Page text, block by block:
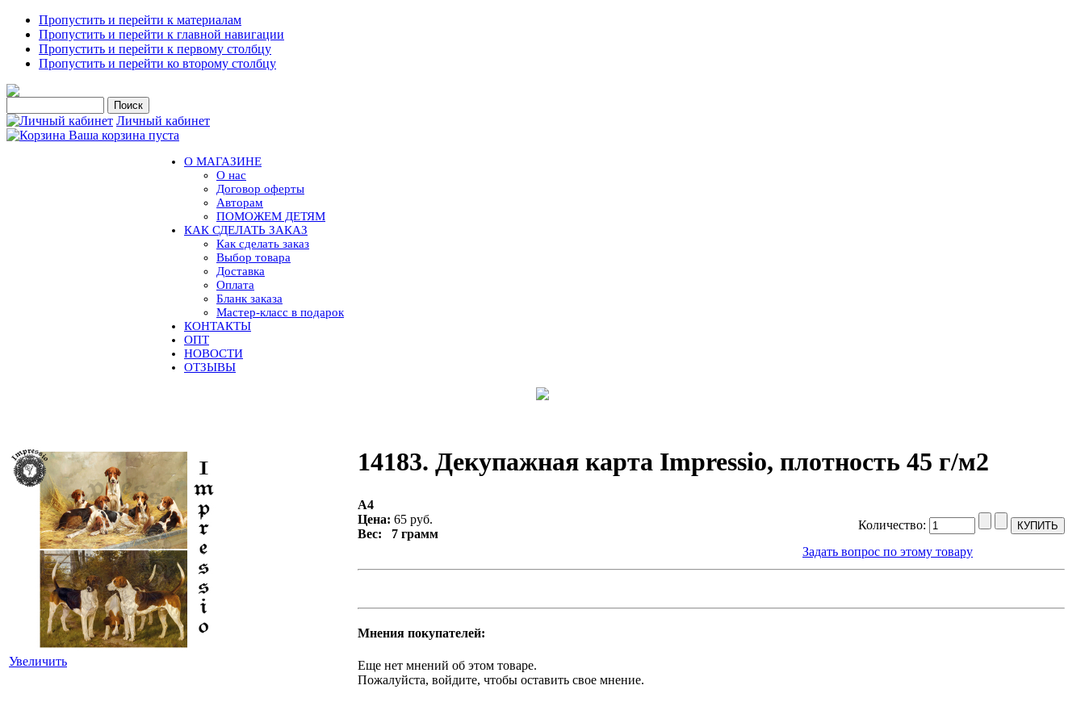
Пропустить и перейти к материалам
Пропустить и перейти к главной навигации
Пропустить и перейти к первому столбцу
Пропустить и перейти ко второму столбцу
Личный кабинет
Ваша корзина пуста
О МАГАЗИНЕ
О нас
Договор оферты
Авторам
ПОМОЖЕМ ДЕТЯМ
КАК СДЕЛАТЬ ЗАКАЗ
Как сделать заказ
Выбор товара
Доставка
Оплата
Бланк заказа
Мастер-класс в подарок
КОНТАКТЫ
ОПТ
НОВОСТИ
ОТЗЫВЫ
Увеличить
14183. Декупажная карта Impressio, плотность 45 г/м2
А4
Цена: 65 руб.
Вес: 7 грамм
Количество:
Задать вопрос по этому товару
Мнения покупателей:
Еще нет мнений об этом товаре.
Пожалуйста, войдите, чтобы оставить свое мнение.